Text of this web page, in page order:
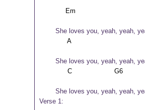
She loves you, yeah, yeah,
She loves you, yeah, yeah,
She loves you, yeah, yeah,
Verse 1: